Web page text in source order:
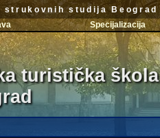
studija Beograd
Specijalizacija
turistička